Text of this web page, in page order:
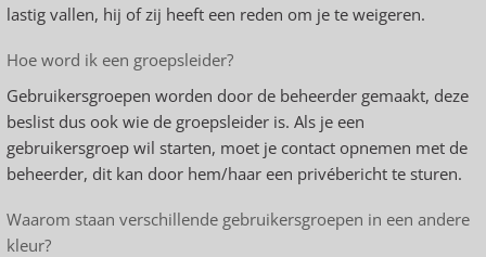
lastig vallen, hij of zij heeft een reden om je te weigeren.
Hoe word ik een groepsleider?
Gebruikersgroepen worden door de beheerder gemaakt, deze
beslist dus ook wie de groepsleider is. Als je een
gebruikersgroep wil starten, moet je contact opnemen met de
beheerder, dit kan door hem/haar een privébericht te sturen.
Waarom staan verschillende gebruikersgroepen in een andere
kleur?